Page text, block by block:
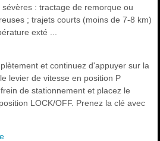
: tractage de remorque ou
; trajets courts (moins de 7-8 km)
exté ...
et continuez d'appuyer sur la
levier de vitesse en position P
de stationnement et placez le
LOCK/OFF. Prenez la clé avec